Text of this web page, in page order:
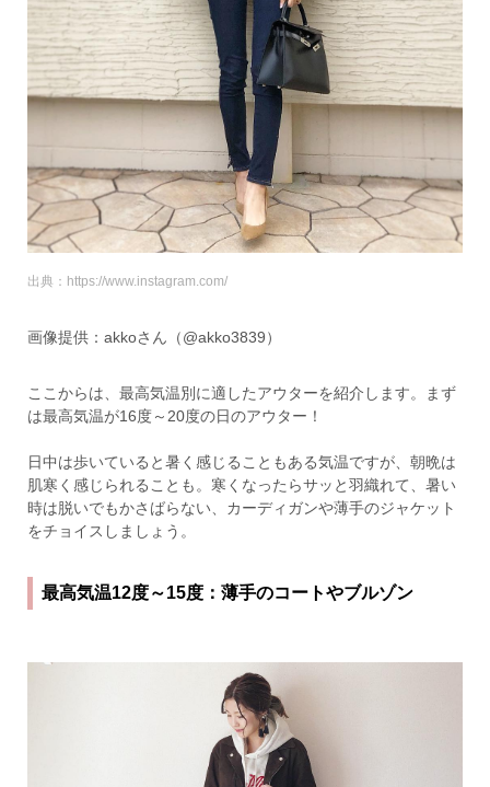
出典：https://www.instagram.com/
画像提供：akkoさん（@akko3839）
ここからは、最高気温別に適したアウターを紹介します。まず
は最高気温が16度～20度の日のアウター！
日中は歩いていると暑く感じることもある気温ですが、朝晩は
肌寒く感じられることも。寒くなったらサッと羽織れて、暑い
時は脱いでもかさばらない、カーディガンや薄手のジャケット
をチョイスしましょう。
最高気温12度～15度：薄手のコートやブルゾン